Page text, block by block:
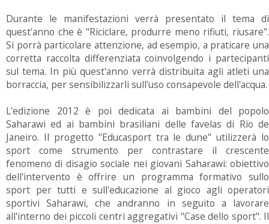
Durante le manifestazioni verrà presentato il tema di
quest'anno che è "Riciclare, produrre meno rifiuti, riusare".
Si porrà particolare attenzione, ad esempio, a praticare una
corretta raccolta differenziata coinvolgendo i partecipanti
sul tema. In più quest'anno verrà distribuita agli atleti una
borraccia, per sensibilizzarli sull'uso consapevole dell'acqua.
L'edizione 2012 è poi dedicata ai bambini del popolo
Saharawi ed ai bambini brasiliani delle favelas di Rio de
Janeiro. Il progetto "Educasport tra le dune" utilizzerà lo
sport come strumento per contrastare il crescente
fenomeno di disagio sociale nei giovani Saharawi: obiettivo
dell'intervento è offrire un programma formativo sullo
sport per tutti e sull'educazione al gioco agli operatori
sportivi Saharawi, che andranno in seguito a lavorare
all'interno dei piccoli centri aggregativi "Case dello sport". Il